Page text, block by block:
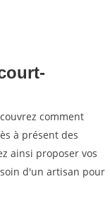
comment
à présent des
ainsi proposer vos
d'un artisan pour